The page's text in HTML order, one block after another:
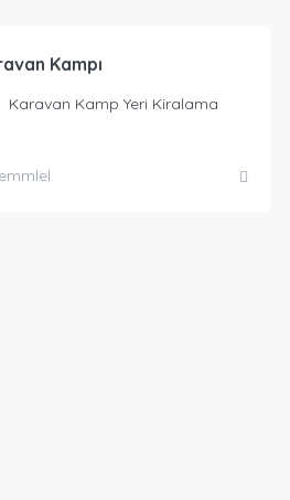
Kampı
Karavan Kamp Yeri Kiralama